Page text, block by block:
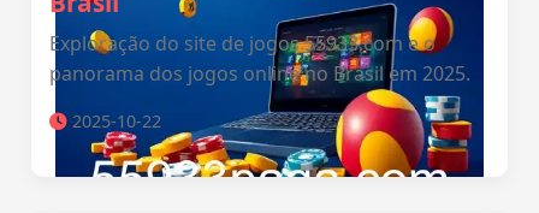
Exploração do site de jogos 55933.com e o
panorama dos jogos online no Brasil em 2025.
2025-10-22